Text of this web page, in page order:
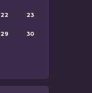
22 23
29 30